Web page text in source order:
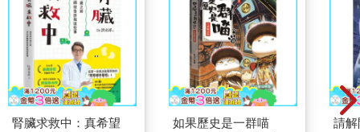
腎臟求救中：真希望
如果歷史是一群喵
請解